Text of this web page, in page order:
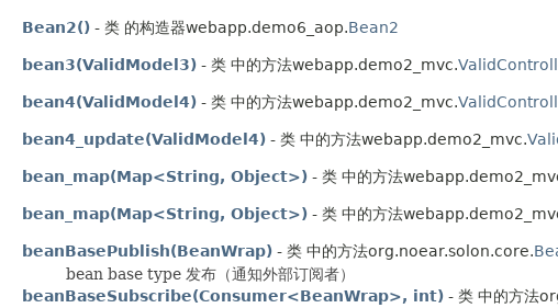
Bean2() - 类 的构造器webapp.demo6_aop.Bean2
bean3(ValidModel3) - 类 中的方法webapp.demo2_mvc.
bean4(ValidModel4) - 类 中的方法webapp.demo2_mvc.
bean4_update(ValidModel4) - 类 中的方法webapp.demo2_mvc.
bean_map(Map<String, Object>) - 类 中的方法
bean_map(Map<String, Object>) - 类 中的方法
beanBasePublish(BeanWrap) - 类 中的方法org.noear.solon.core.
bean base type 发布（通知外部订阅者）
beanBaseSubscribe(Consumer<BeanWrap>, int) - 类 中的方法